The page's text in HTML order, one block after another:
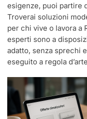
esigenze, puoi partire
Troverai soluzioni
per chi vive o lavora a
esperti sono a
adatto, senza sprechi
eseguito a regola